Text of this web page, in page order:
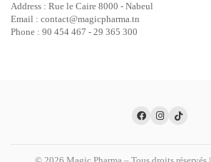
Address : Rue le Caire 8000 - Nabeul
Email : contact@magicpharma.tn
Phone : 90 454 467 - 29 365 300